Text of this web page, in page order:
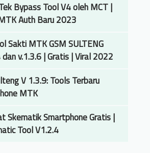
Bypass Tool V4 oleh MCT |
Auth Baru 2023
Sakti MTK GSM SULTENG
v.1.3.6 | Gratis | Viral 2022
V 1.3.9: Tools Terbaru
MTK
Skematik Smartphone Gratis |
Tool V1.2.4